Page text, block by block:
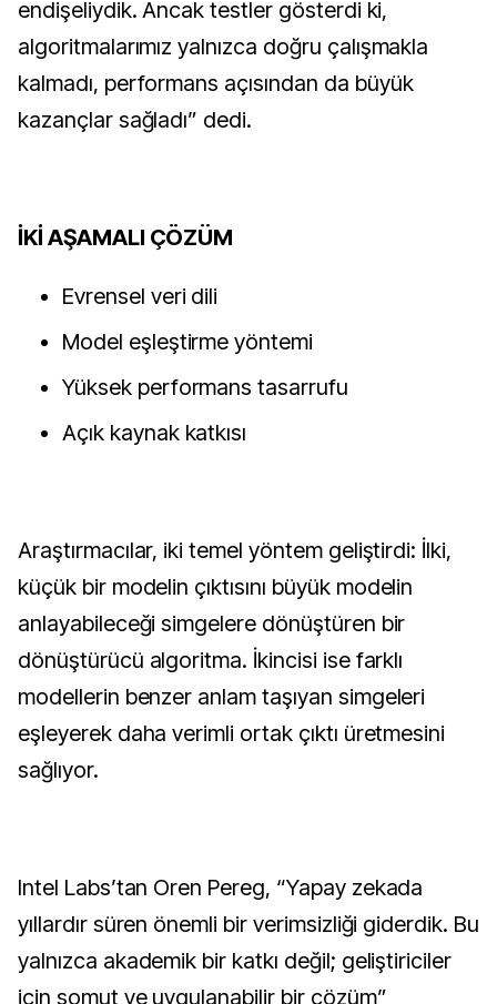
endişeliydik. Ancak testler gösterdi ki,
algoritmalarımız yalnızca doğru çalışmakla
kalmadı, performans açısından da büyük
kazançlar sağladı” dedi.
İKİ AŞAMALI ÇÖZÜM
Evrensel veri dili
Model eşleştirme yöntemi
Yüksek performans tasarrufu
Açık kaynak katkısı
Araştırmacılar, iki temel yöntem geliştirdi: İlki,
küçük bir modelin çıktısını büyük modelin
anlayabileceği simgelere dönüştüren bir
dönüştürücü algoritma. İkincisi ise farklı
modellerin benzer anlam taşıyan simgeleri
eşleyerek daha verimli ortak çıktı üretmesini
sağlıyor.
Intel Labs’tan Oren Pereg, “Yapay zekada
yıllardır süren önemli bir verimsizliği giderdik. Bu
yalnızca akademik bir katkı değil; geliştiriciler
için somut ve uygulanabilir bir çözüm”